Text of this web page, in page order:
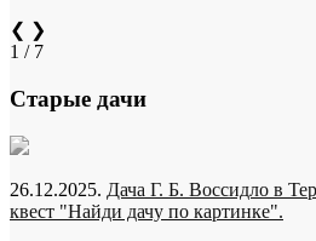
❮ ❯
1 / 7
Старые дачи
26.12.2025. Дача Г. Б. Воссидло в
квест "Найди дачу по картинке".